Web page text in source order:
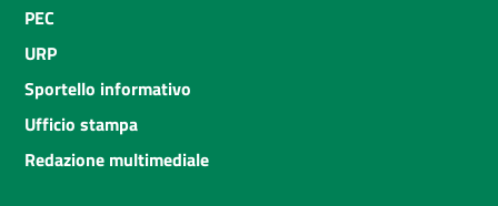
PEC
URP
Sportello informativo
Ufficio stampa
Redazione multimediale